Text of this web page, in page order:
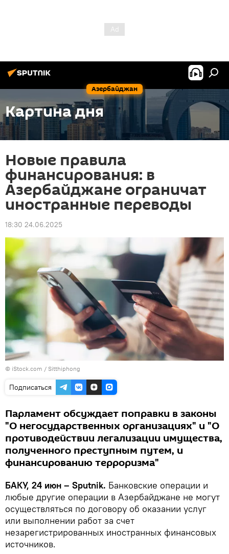
Азербайджан
Картина дня
Новые правила
финансирования: в
Азербайджане ограничат
иностранные переводы
18:30 24.06.2025
© iStock.com / Sitthiphong
Подписаться
Парламент обсуждает поправки в законы
"О негосударственных организациях" и "О
противодействии легализации имущества,
полученного преступным путем, и
финансированию терроризма"
БАКУ, 24 июн – Sputnik. Банковские операции и
любые другие операции в Азербайджане не могут
осуществляться по договору об оказании услуг
или выполнении работ за счет
незарегистрированных иностранных финансовых
источников.